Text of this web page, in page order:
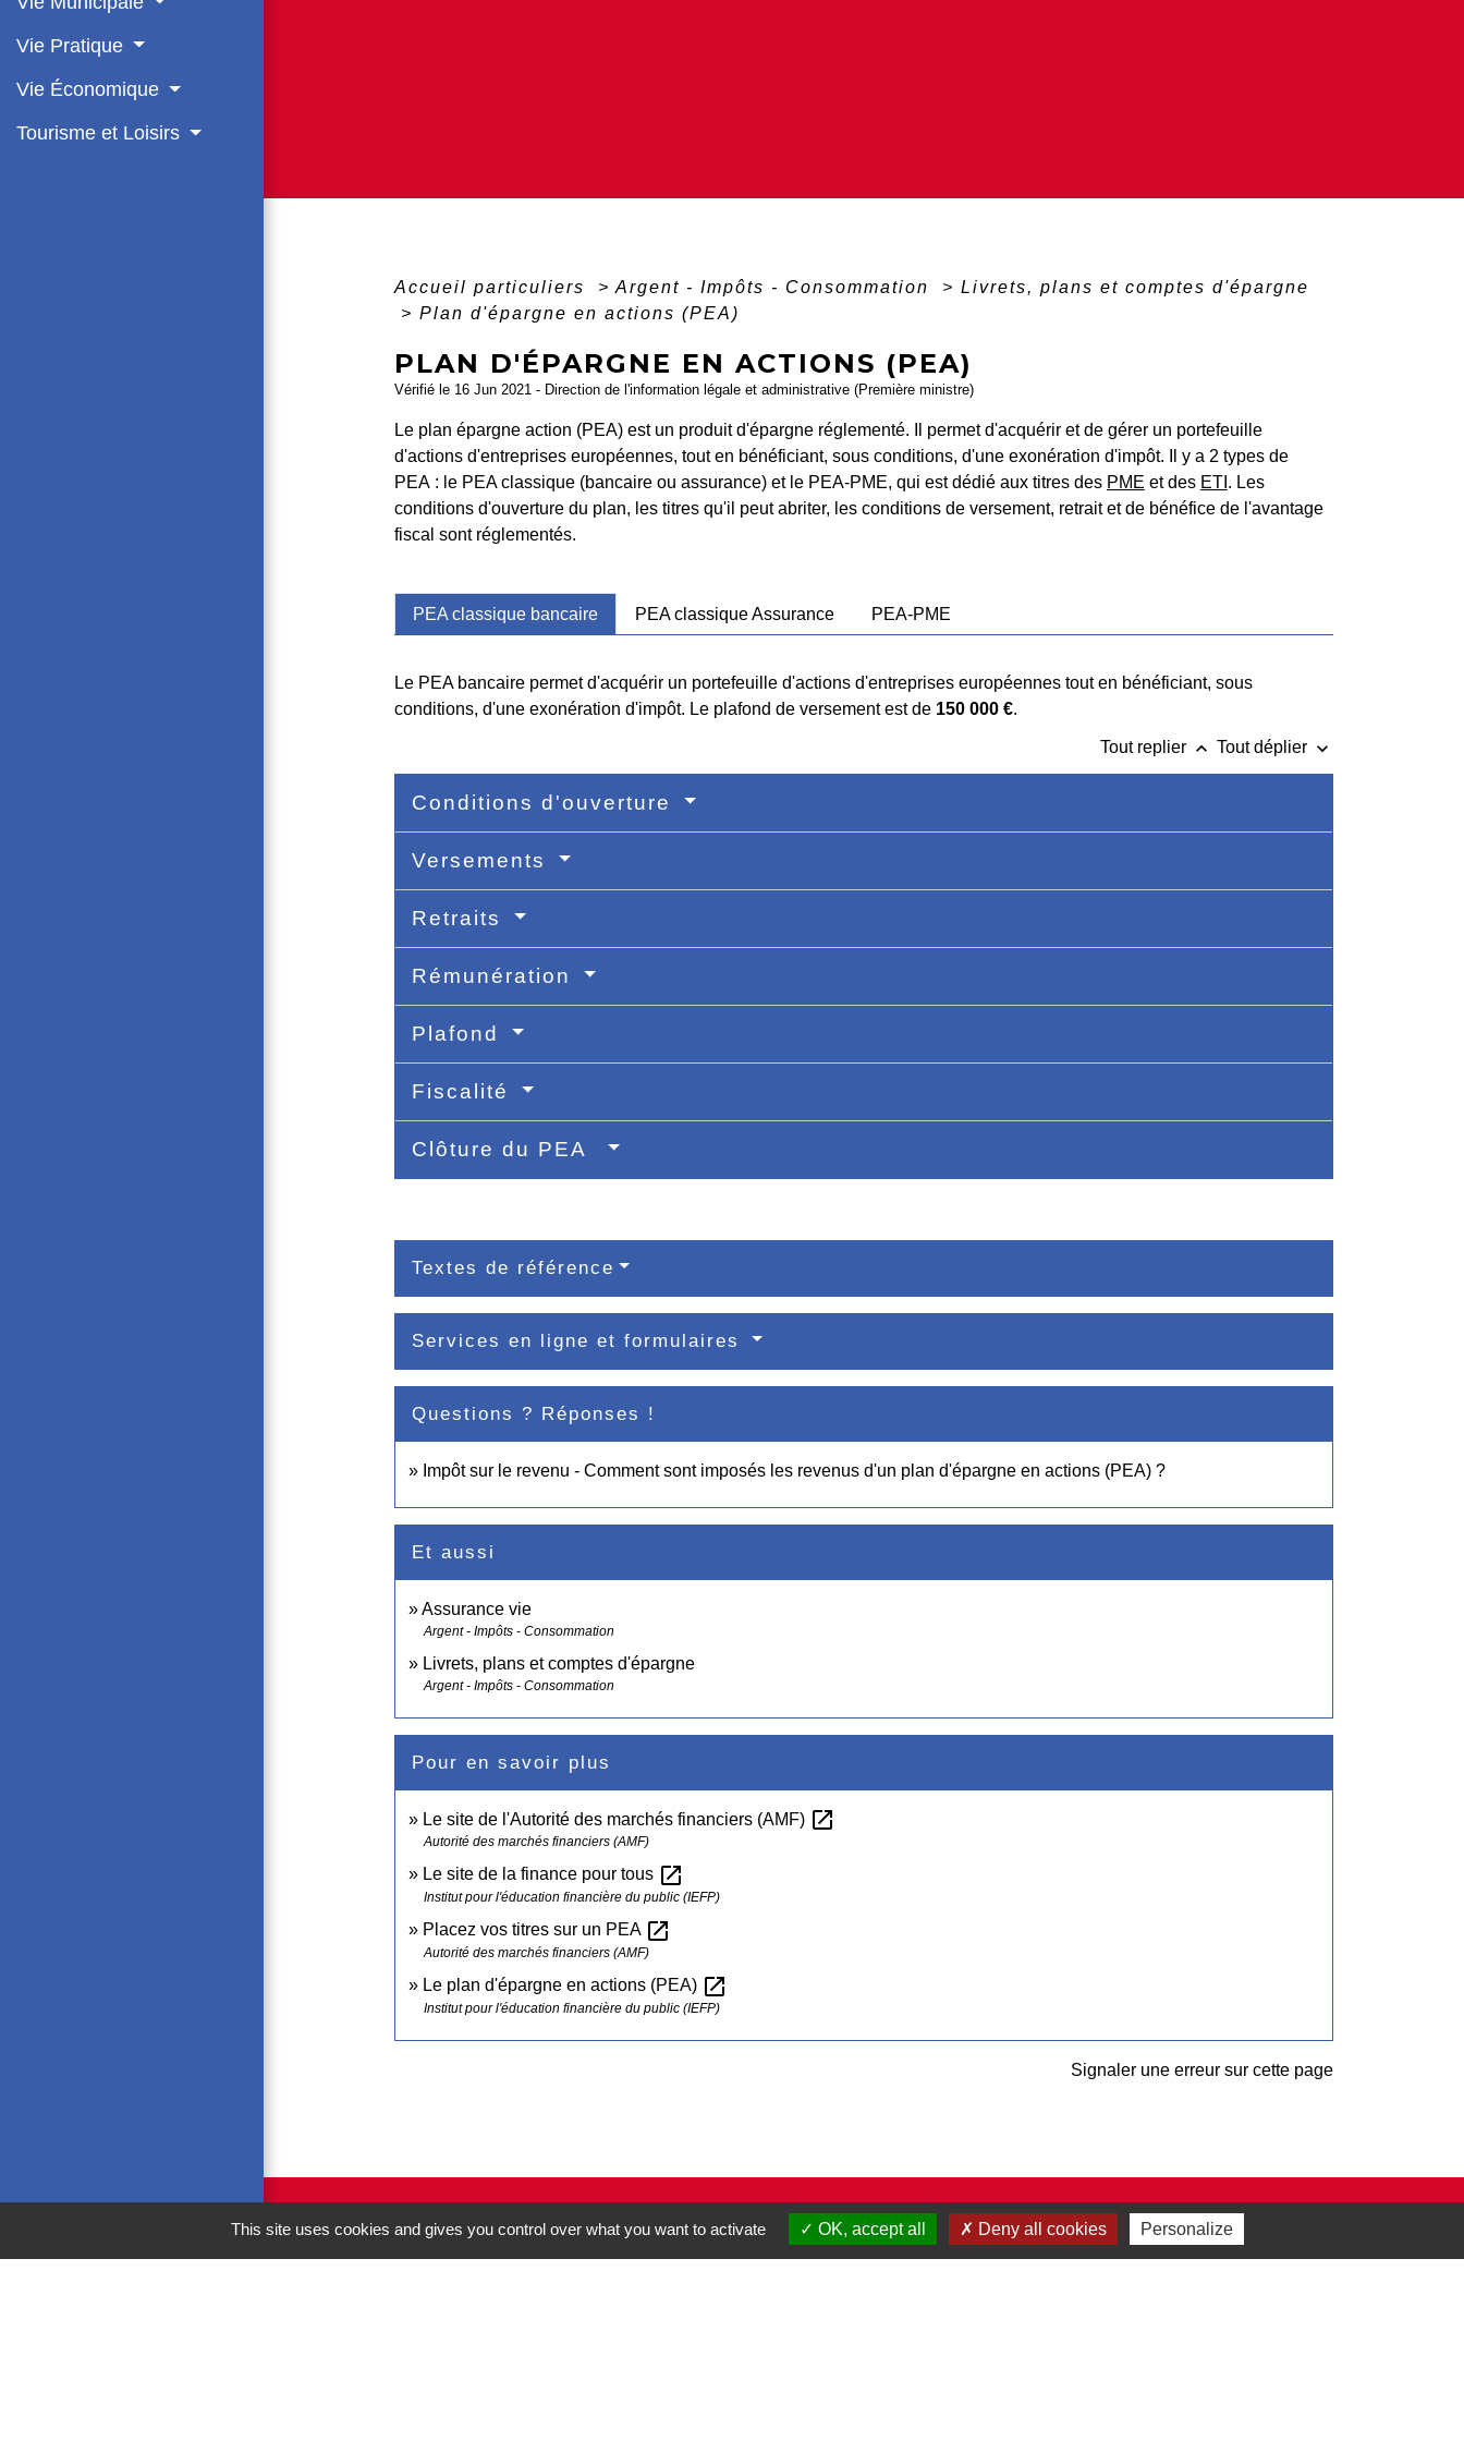
Vie Pratique
Vie Économique
Tourisme et Loisirs
Accueil particuliers > Argent - Impôts - Consommation > Livrets, plans et comptes d'épargne
> Plan d'épargne en actions (PEA)
PLAN D'ÉPARGNE EN ACTIONS (PEA)
Vérifié le 16 Jun 2021 - Direction de l'information légale et administrative (Première ministre)
Le plan épargne action (PEA) est un produit d'épargne réglementé. Il permet d'acquérir et de gérer un portefeuille
d'actions d'entreprises européennes, tout en bénéficiant, sous conditions, d'une exonération d'impôt. Il y a 2 types de
PEA : le PEA classique (bancaire ou assurance) et le PEA-PME, qui est dédié aux titres des PME et des ETI . Les
conditions d'ouverture du plan, les titres qu'il peut abriter, les conditions de versement, retrait et de bénéfice de l'avantage
fiscal sont réglementés.
PEA classique bancaire PEA classique Assurance PEA-PME
Le PEA bancaire permet d'acquérir un portefeuille d'actions d'entreprises européennes tout en bénéficiant, sous
conditions, d'une exonération d'impôt. Le plafond de versement est de 150 000 €.
Tout replier keyboard_arrow_up Tout déplier keyboard_arrow_down
Conditions d'ouverture
Versements
Retraits
Rémunération
Plafond
Fiscalité
Clôture du PEA
Textes de référence
Services en ligne et formulaires
Questions ? Réponses !
Impôt sur le revenu - Comment sont imposés les revenus d'un plan d'épargne en actions (PEA) ?
Et aussi
Assurance vie
Argent - Impôts - Consommation
Livrets, plans et comptes d'épargne
Argent - Impôts - Consommation
Pour en savoir plus
Le site de l'Autorité des marchés financiers (AMF) open_in_new
Autorité des marchés financiers (AMF)
Le site de la finance pour tous open_in_new
Institut pour l'éducation financière du public (IEFP)
Placez vos titres sur un PEA open_in_new
Autorité des marchés financiers (AMF)
Le plan d'épargne en actions (PEA) open_in_new
Institut pour l'éducation financière du public (IEFP)
Signaler une erreur sur cette page
Contacts
Commune de Pullay
This site uses cookies and gives you control over what you want to activate OK, accept all Deny all cookies Personalize